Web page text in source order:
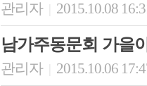
관리자 2015.10.08
남가주동문회 가을
관리자 2015.10.06